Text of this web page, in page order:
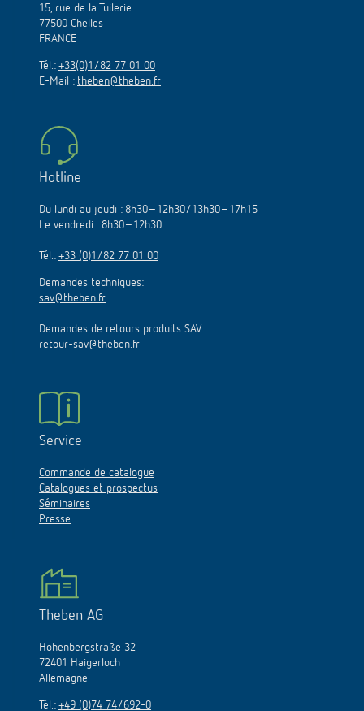
15, rue de la Tuilerie
77500 Chelles
FRANCE
Tél.: +33(0)1/82 77 01 00
E-Mail : theben@theben.fr
Hotline
Du lundi au jeudi : 8h30–12h30/13h30–17h15
Le vendredi : 8h30–12h30
Tél.: +33 (0)1/82 77 01 00
Demandes techniques:
sav@theben.fr
Demandes de retours produits SAV:
retour-sav@theben.fr
Service
Commande de catalogue
Catalogues et prospectus
Séminaires
Presse
Theben AG
Hohenbergstraße 32
72401 Haigerloch
Allemagne
Tél.: +49 (0)74 74/692-0